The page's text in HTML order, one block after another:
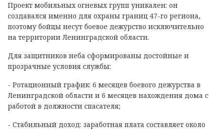
Проект мобильных огневых групп уникален: он
создавался именно для охраны границ 47-го региона,
поэтому бойцы несут боевое дежурство исключительно
на территории Ленинградской области.
Для защитников неба сформированы достойные и
прозрачные условия службы:
- Ротационный график: 6 месяцев боевого дежурства в
Ленинградской области и 6 месяцев нахождения дома с
работой в должности спасателя;
- Стабильный доход: заработная плата составляет около